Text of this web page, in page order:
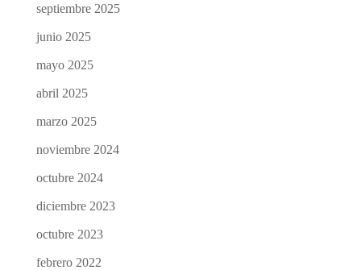
septiembre 2025
junio 2025
mayo 2025
abril 2025
marzo 2025
noviembre 2024
octubre 2024
diciembre 2023
octubre 2023
febrero 2022